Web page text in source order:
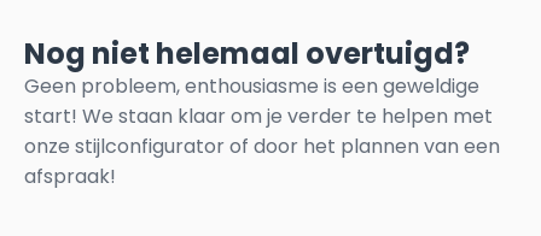
Nog niet helemaal overtuigd?
Geen probleem, enthousiasme is een geweldige
start! We staan klaar om je verder te helpen met
onze stijlconfigurator of door het plannen van een
afspraak!